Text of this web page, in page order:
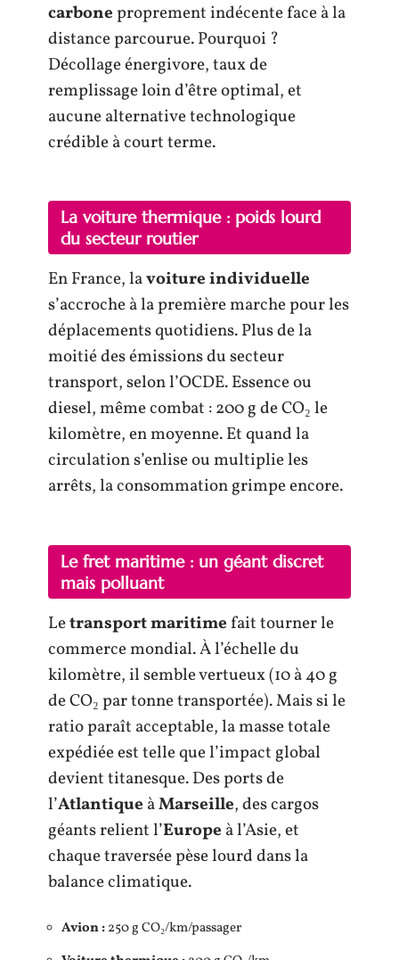
carboneproprement indécente face à la
distance parcourue. Pourquoi ?
Décollage énergivore, taux de
remplissage loin d’être optimal, et
aucune alternative technologique
crédible à court terme.
La voiture thermique : poids lourd
du secteur routier
En France, lavoiture individuelle
s’accroche à la première marche pour les
déplacements quotidiens. Plus de la
moitié des émissions du secteur
transport, selon l’OCDE. Essence ou
diesel, même combat : 200 g de CO₂ le
kilomètre, en moyenne. Et quand la
circulation s’enlise ou multiplie les
arrêts, la consommation grimpe encore.
Le fret maritime : un géant discret
mais polluant
Letransport maritimefait tourner le
commerce mondial. À l’échelle du
kilomètre, il semble vertueux (10 à 40 g
de CO₂ par tonne transportée). Mais si le
ratio paraît acceptable, la masse totale
expédiée est telle que l’impact global
devient titanesque. Des ports de
l’Atlantique àMarseille, des cargos
géants relient l’Europe à l’Asie, et
chaque traversée pèse lourd dans la
balance climatique.
Avion :250 g CO₂/km/passager